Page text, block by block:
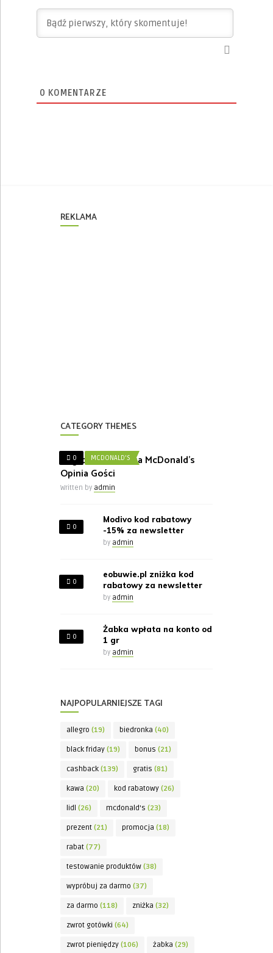
0 KOMENTARZE
REKLAMA
CATEGORY THEMES
0 MCDONALD'S
Nagroda w Ankieta McDonald’s
Opinia Gości
Written by admin
0
Modivo kod rabatowy
-15% za newsletter
by admin
0
eobuwie.pl zniżka kod
rabatowy za newsletter
by admin
0
Żabka wpłata na konto od
1 gr
by admin
NAJPOPULARNIEJSZE TAGI
allegro (19) biedronka (40)
black friday (19) bonus (21)
cashback (139) gratis (81)
kawa (20) kod rabatowy (26)
lidl (26) mcdonald's (23)
prezent (21) promocja (18)
rabat (77)
testowanie produktów (38)
wypróbuj za darmo (37)
za darmo (118) zniżka (32)
zwrot gotówki (64)
zwrot pieniędzy (106) żabka (29)